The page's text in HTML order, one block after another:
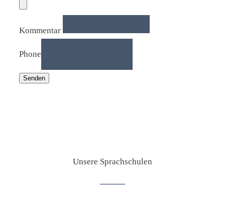
Kommentar
Phone
Senden
Unsere Sprachschulen